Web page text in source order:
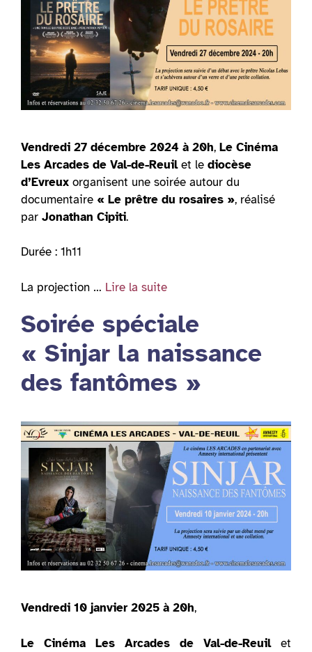
Vendredi 27 décembre 2024 à 20h, Le Cinéma
Les Arcades de Val-de-Reuilet le diocèse
d’Evreux organisent une soirée autour du
documentaire « Le prêtre du rosaires », réalisé
par Jonathan Cipiti.
Durée : 1h11
La projection … Lire la suite
Soirée spéciale
« Sinjar la naissance
des fantômes »
Vendredi 10 janvier 2025 à 20h,
Le Cinéma Les Arcades de Val-de-Reuilet